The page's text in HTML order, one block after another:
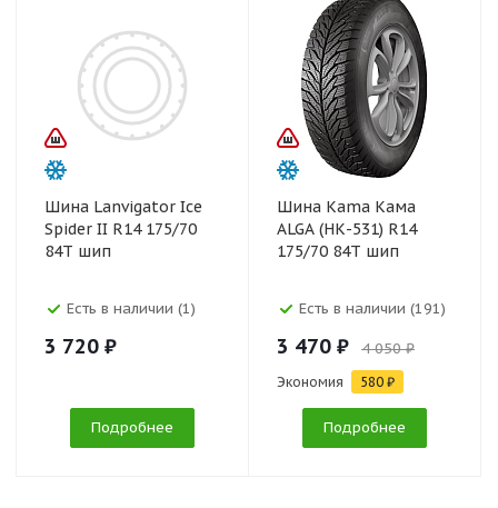
Шина Lanvigator Ice
Spider II R14 175/70
84T шип
Есть в наличии (1)
3 720 ₽
Подробнее
Шина Kama Кама
ALGA (НК-531) R14
175/70 84T шип
Есть в наличии (191)
3 470 ₽ 4 050 ₽
Экономия 580 ₽
Подробнее